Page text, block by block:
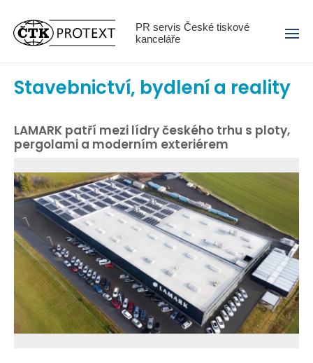
PR servis České tiskové
kanceláře
Menu
Stavebnictví, bydlení a reality
LAMARK patří mezi lídry českého trhu s ploty,
pergolami a moderním exteriérem